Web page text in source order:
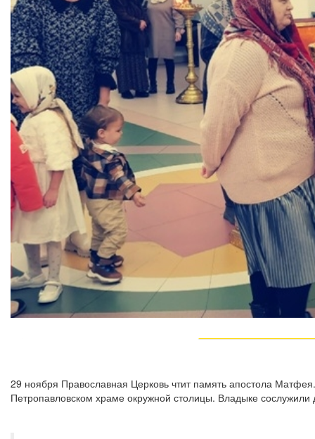
29 ноября Православная Церковь чтит память апостола
Петропавловском храме окружной столицы. Владыке